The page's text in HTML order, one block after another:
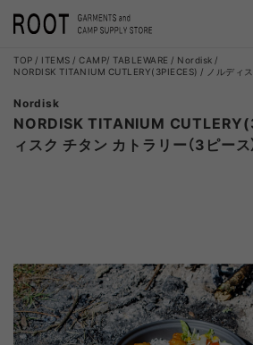
TOP ITEMS CAMP TABLEWARE
Nordisk
NORDISK TITANIUM CUTLERY(3PIECES) / ノルディス
Nordisk
NORDISK TITANIUM
ィスク チタン カトラリー（3ピース